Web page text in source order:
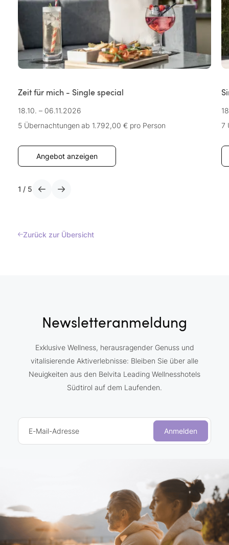
Zeit für mich - Single special
18.10. – 06.11.2026
5 Übernachtungen ab 1.792,00 € pro Person
Angebot anzeigen
7
1 / 5
Zurück zur Übersicht
Newsletteranmeldung
Exklusive Wellness, herausragender Genuss und
vitalisierende Aktiverlebnisse: Bleiben Sie über alle
Neuigkeiten aus den Belvita Leading Wellnesshotels
Südtirol auf dem Laufenden.
E-Mail-Adresse Anmelden